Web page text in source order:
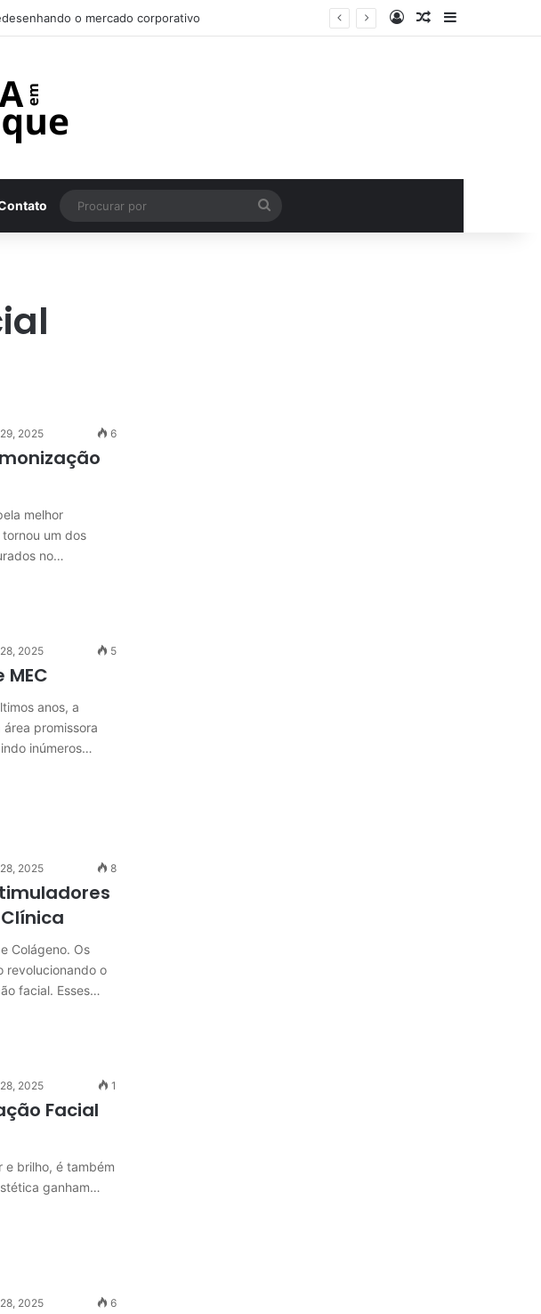
na sua região EntrarArtigo aleatório
Barra Lateral
por
2025 6
melhor
um dos
no…
2025 5
anos, a
promissora
inúmeros…
2025 8
Colágeno. Os
revolucionando o
facial. Esses…
2025 1
Facial
e brilho, é também
ganham…
2025 6